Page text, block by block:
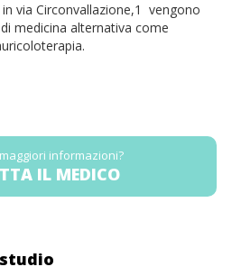
via Circonvallazione,1 vengono
medicina alternativa come
informazioni?
IL MEDICO